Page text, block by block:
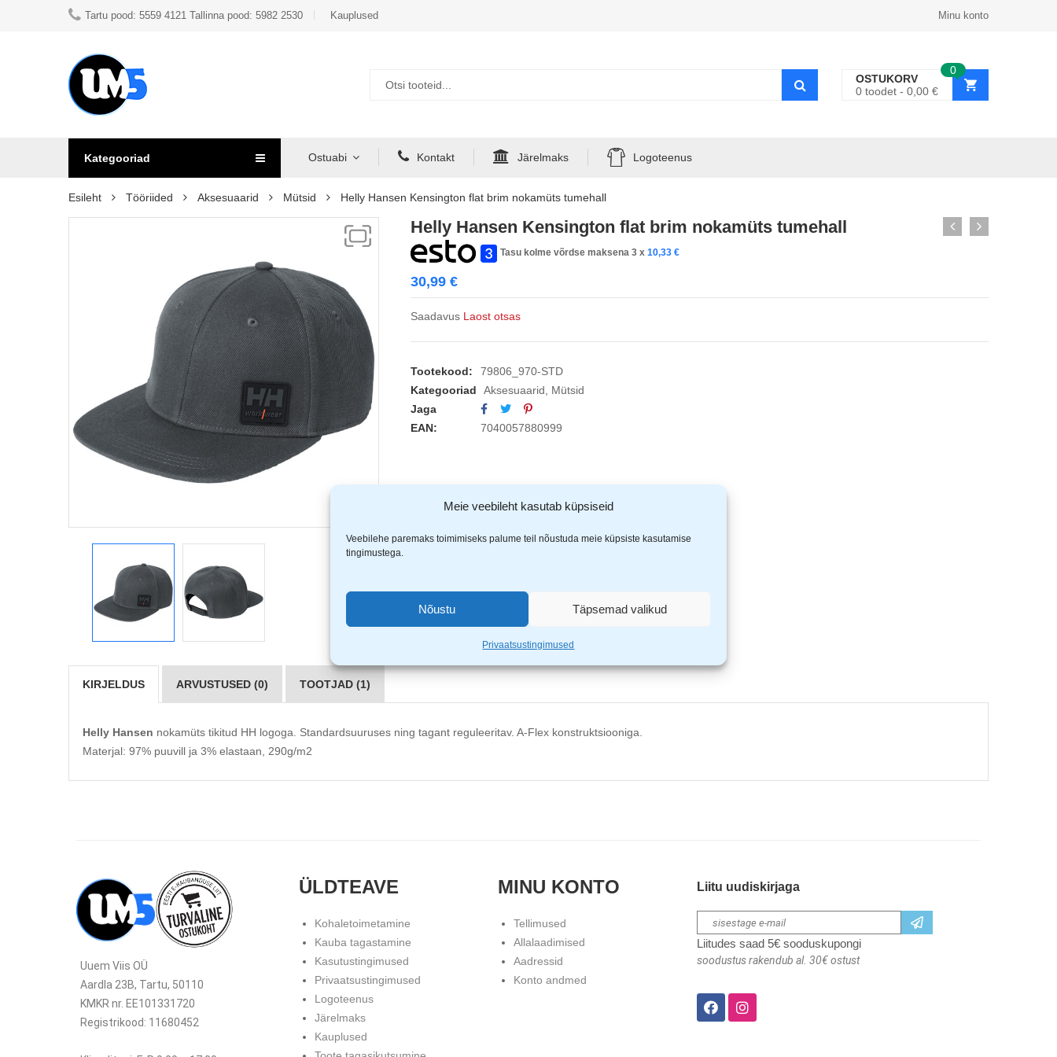
Meie veebileht kasutab küpsiseid
Veebilehe paremaks toimimiseks palume teil nõustuda meie küpsiste kasutamise
tingimustega.
Nõustu Täpsemad valikud
Privaatsustingimused
Tartu pood: 5559 4121 Tallinna pood: 5982 2530 Kauplused Minu konto
0
OSTUKORV
0 toodet 0,00 €
Kategooriad Ostuabi Kontakt Järelmaks Logoteenus
Esileht Tööriided Aksesuaarid Mütsid Helly Hansen Kensington flat brim nokamüts tumehall
Helly Hansen Kensington flat brim nokamüts tumehall
Tasu kolme võrdse maksena 3 x 10,33 €
30,99 €
Saadavus Laost otsas
Tootekood:
79806_970-STD
Kategooriad
Aksesuaarid, Mütsid
Jaga
EAN:
7040057880999
KIRJELDUS ARVUSTUSED (0) TOOTJAD (1)
Helly Hansen nokamüts tikitud HH logoga. Standardsuuruses ning tagant reguleeritav. A-Flex konstruktsiooniga.
Materjal: 97% puuvill ja 3% elastaan, 290g/m2
Uuem Viis OÜ
Aardla 23B, Tartu, 50110
KMKR nr. EE101331720
Registrikood: 11680452
ÜLDTEAVE
Kohaletoimetamine
Kauba tagastamine
Kasutustingimused
Privaatsustingimused
Logoteenus
Järelmaks
Kauplused
MINU KONTO
Tellimused
Allalaadimised
Aadressid
Konto andmed
Liitu uudiskirjaga
Liitudes saad 5€ sooduskupongi
soodustus rakendub al. 30€ ostust